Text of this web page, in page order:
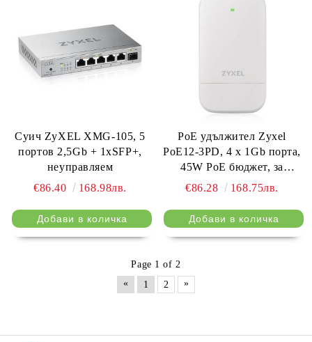
Суич ZyXEL XMG-105, 5
портов 2,5Gb + 1xSFP+,
неуправляем
€86.40
168.98лв.
PoE удължител Zyxel
PoE12-3PD, 4 x 1Gb порта,
45W PoE бюджет, за
външен монтаж
€86.28 168.75лв.
Page 1 of 2
«
1 2 »